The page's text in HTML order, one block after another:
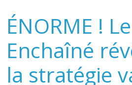
ÉNORME !
Enchaîné
la stratégie